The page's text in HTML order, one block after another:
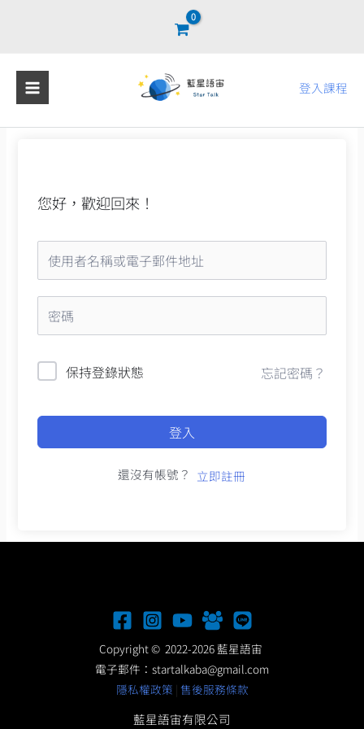
登入課程
您好，歡迎回來！
保持登錄狀態 忘記密碼？
登入
還沒有帳號？ 立即註冊
Copyright © 2022-2026 藍星語宙
電子郵件： startalkaba@gmail.com
隱私權政策 | 售後服務條款
藍星語宙有限公司